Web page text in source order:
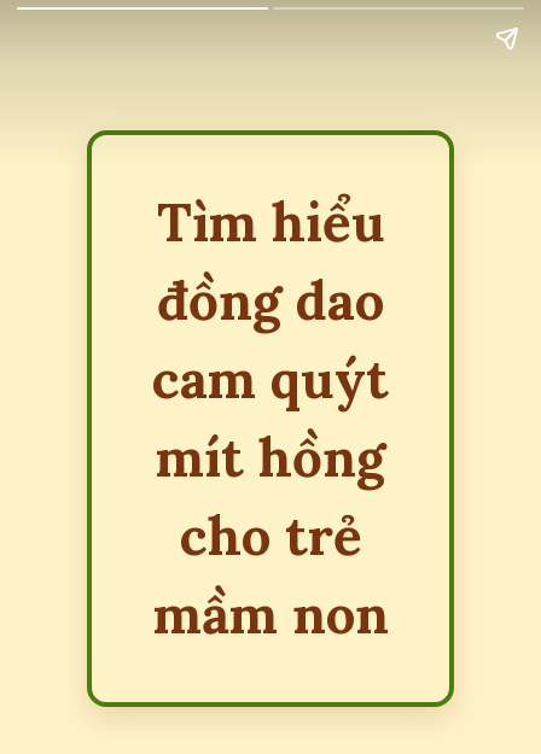
Tìm hiểu
đồng dao
cam quýt
mít hồng
cho trẻ
mầm non